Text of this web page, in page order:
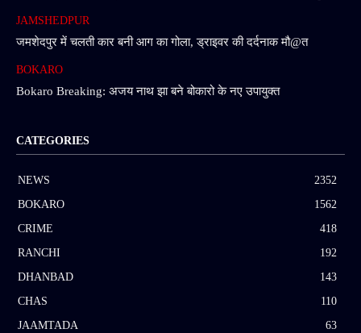
JAMSHEDPUR
जमशेदपुर में चलती कार बनी आग का गोला, ड्राइवर की दर्दनाक मौ@त
BOKARO
Bokaro Breaking: अजय नाथ झा बने बोकारो के नए उपायुक्त
CATEGORIES
NEWS
2352
BOKARO
1562
CRIME
418
RANCHI
192
DHANBAD
143
CHAS
110
JAAMTADA
63